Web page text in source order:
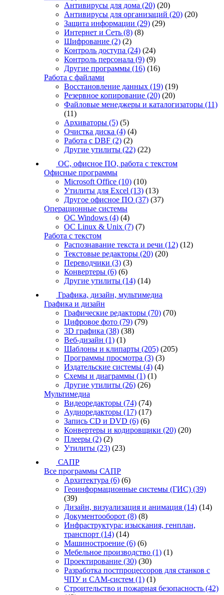
Антивирусы для дома (20) (20)
Антивирусы для организаций (20) (20)
Защита информации (29) (29)
Интернет и Сеть (8) (8)
Шифрование (2) (2)
Контроль доступа (24) (24)
Контроль персонала (9) (9)
Другие программы (16) (16)
Работа с файлами
Восстановление данных (19) (19)
Резервное копирование (20) (20)
Файловые менеджеры и каталогизаторы (11)
(11)
Архиваторы (5) (5)
Очистка диска (4) (4)
Работа с DBF (2) (2)
Другие утилиты (22) (22)
ОС, офисное ПО, работа с текстом
Офисные программы
Microsoft Office (10) (10)
Утилиты для Excel (13) (13)
Другое офисное ПО (37) (37)
Операционные системы
ОС Windows (4) (4)
ОС Linux & Unix (7) (7)
Работа с текстом
Распознавание текста и речи (12) (12)
Текстовые редакторы (20) (20)
Переводчики (3) (3)
Конвертеры (6) (6)
Другие утилиты (14) (14)
Графика, дизайн, мультимедиа
Графика и дизайн
Графические редакторы (70) (70)
Цифровое фото (79) (79)
3D графика (38) (38)
Веб-дизайн (1) (1)
Шаблоны и клипарты (205) (205)
Программы просмотра (3) (3)
Издательские системы (4) (4)
Схемы и диаграммы (1) (1)
Другие утилиты (26) (26)
Мультимедиа
Видеоредакторы (74) (74)
Аудиоредакторы (17) (17)
Запись CD и DVD (6) (6)
Конвертеры и кодировщики (20) (20)
Плееры (2) (2)
Утилиты (23) (23)
САПР
Все программы САПР
Архитектура (6) (6)
Геоинформационные системы (ГИС) (39)
(39)
Дизайн, визуализация и анимация (14) (14)
Документооборот (8) (8)
Инфраструктура: изыскания, генплан,
транспорт (14) (14)
Машиностроение (6) (6)
Мебельное производство (1) (1)
Проектирование (30) (30)
Разработка постпроцессоров для станков с
ЧПУ и CAM-систем (1) (1)
Строительство и пожарная безопасность (42)